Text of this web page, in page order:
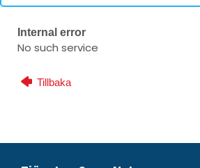
Internal error
No such service
Tillbaka